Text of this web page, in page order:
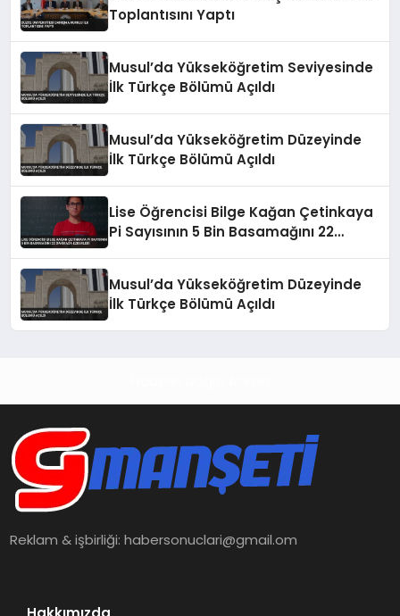
Toplantısını Yaptı
Musul’da Yükseköğretim Seviyesinde
İlk Türkçe Bölümü Açıldı
Musul’da Yükseköğretim Düzeyinde
İlk Türkçe Bölümü Açıldı
Lise Öğrencisi Bilge Kağan Çetinkaya
Pi Sayısının 5 Bin Basamağını 22
Musul’da Yükseköğretim Düzeyinde
İlk Türkçe Bölümü Açıldı
Reklam & işbirliği:habersonuclari@gmail.om